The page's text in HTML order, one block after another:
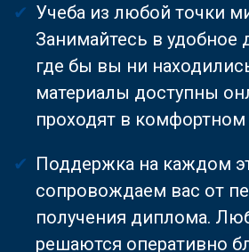
Учеба из любой точки
Занимайтесь в удобное
где бы вы ни
материалы доступны
проходят в комфортном
Поддержка на каждом
сопровождаем вас от
получения диплома.
решаются оперативно